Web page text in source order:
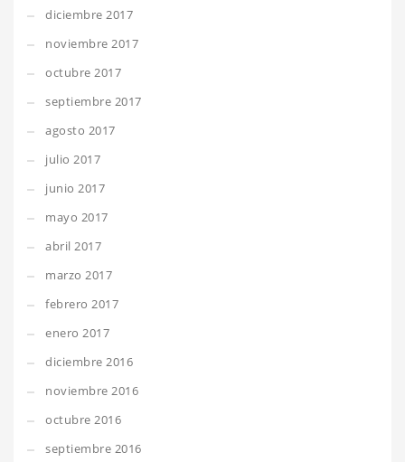
diciembre 2017
noviembre 2017
octubre 2017
septiembre 2017
agosto 2017
julio 2017
junio 2017
mayo 2017
abril 2017
marzo 2017
febrero 2017
enero 2017
diciembre 2016
noviembre 2016
octubre 2016
septiembre 2016